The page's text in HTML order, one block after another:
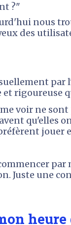
?"
nous
des
et
voir ne sont
qu'elles
Juste une